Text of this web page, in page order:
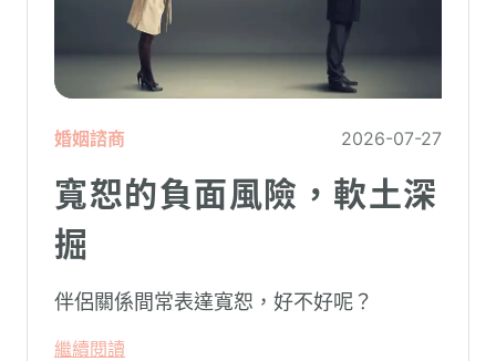
婚姻諮商 2026-07-27
寬恕的負面風險，軟土深
掘
伴侶關係間常表達寬恕，好不好呢？
繼續閱讀